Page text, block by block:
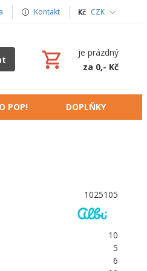
Kontakt CZK
je prázdný
za 0,- Kč
POP! DOPLŇKY
1025105
10
5
6